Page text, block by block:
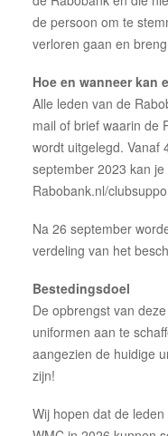
de persoon om te
verloren gaan en
Hoe en wanneer kan
Alle leden van de
mail of brief waarin de
wordt uitgelegd. Vanaf
september 2023 kan
Rabobank.nl/
Na 26 september
verdeling van het
Bestedingsdoel
De opbrengst van
uniformen aan te
aangezien de huidige
zijn!
Wij hopen dat de